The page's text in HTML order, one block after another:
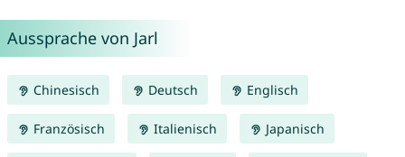
Aussprache von Jarl
Chinesisch Deutsch Englisch
Französisch Italienisch Japanisch